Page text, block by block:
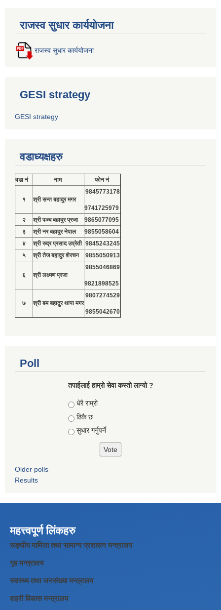
राजस्व सुधार कार्ययोजना
राजस्व सुधार कार्ययोजना
GESI strategy
GESI strategy
वडाध्यक्षहरु
वडा नं नाम फोन नं
१ श्री सन्त बहादुर मगर
9845773178
9741725979
२
श्री पञ्च बहादुर प्रजा
9865077095
३
श्री नर बहादुर नेपाल
9855058604
४
श्री रुद्र प्रसाद उप्रेती 9845243245
५
श्री तेज बहादुर शेरचन 9855050913
६ श्री लक्ष्मण प्रजा
9855046869
9821898525
७ श्री बम बहादुर थापा मगर
9807274529
9855042670
Poll
तपाईलाई हाम्रो सेवा कस्तो लाग्यो ?
Choices
धेरै राम्रो
ठिकै छ
सुधार गर्नुपर्ने
Older polls
Results
महत्त्वपूर्ण लिंकहरु
सङ्घीय मामिला तथा सामान्य प्रशासन मन्त्रालय
गृह मन्त्रालय
स्वास्थ्य तथा जनसंख्या मन्त्रालय
शहरी विकास मन्त्रालय